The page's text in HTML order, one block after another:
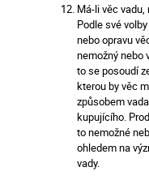
Má-li věc
Podle své
nebo opravu
nemožný nebo
to se posoudí
kterou by věc
způsobem
kupujícího.
to nemožné
ohledem na
vady.